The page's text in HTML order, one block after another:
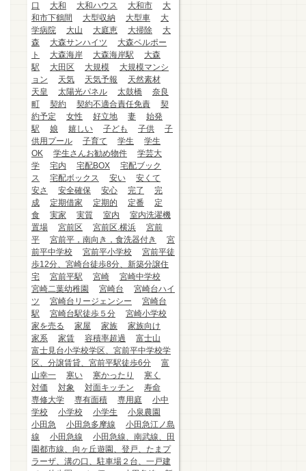
口
大和 大和ハウス 大和市
大
和市下鶴間
大型収納 大型車
大
学病院
大山 大庭恵 大掃除
大
森
大森サンハイツ
大森ベルポー
ト
大森海岸 大森海岸駅
大森
駅
大田区 大規模
大規模マンシ
ョン
天気 天気予報
天然素材
天皇
太陽光パネル 太鼓橋
奈良
町
契約 契約不適合責任免責
契
約予定
女性 好立地 妻
始発
駅
娘 嬉しい 子ども 子供
子
供用プール
子育て 学生
学生
OK
学生さんお勧め物件
学芸大
学
宅内 宅配BOX
宅配ブック
ス
宅配ボックス 安い
安くて
安さ
安全確保 安心 完了
完
成
定期借家 定期的 定番
定
食
実家 実質 室内
室内洗濯機
置場
宮前区 宮前区.横浜
宮前
平
宮前平，南向き，食洗器付き
宮
前平中学校
宮前平小学校
宮前平徒
歩12分、宮崎台徒歩8分、新築分譲住
宅
宮前平駅 宮崎
宮崎中学校
宮崎二葉幼稚園
宮崎台
宮崎台ハイ
ツ
宮崎台リージェンシー
宮崎台
駅
宮崎台駅徒歩５分
宮崎小学校
家を売る
家屋 家族
家族向け
家系
家賃 容積率超過
富士山
富士見台小学校学区、宮前平中学校学
区、分譲賃貸、宮前平駅徒歩6分
富
山幸一
寒い 寒かったり
寒く
対価
対象 対面キッチン
寿命
専修大学
専有面積 専用庭
小中
学校
小学校 小学生
小泉農園
小田急
小田急多摩線
小田急江ノ島
線
小田急線
小田急線、南武線、田
園都市線、向ヶ丘遊園、登戸、たまプ
ラーザ、溝の口、駐車場２台、一戸建